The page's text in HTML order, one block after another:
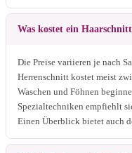
Was kostet ein
Die Preise variieren je nach
Herrenschnitt kostet meist
Waschen und Föhnen
Spezialtechniken empfiehlt
Einen Überblick bietet auch